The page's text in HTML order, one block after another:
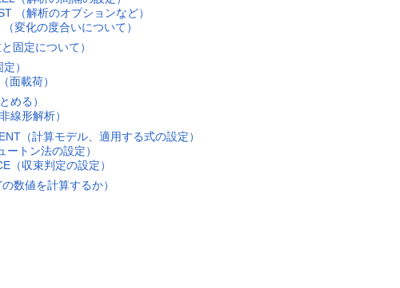
（解析のオプションなど）
変化の度合いについて）
固定について）
）
面載荷）
める）
線形解析）
（計算モデル、適用する式の設定）
ートン法の設定）
（収束判定の設定）
数値を計算するか）